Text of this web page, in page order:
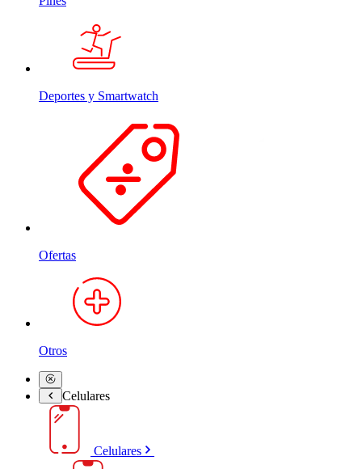
Deportes y Smartwatch
Ofertas
Otros
Celulares
Celulares